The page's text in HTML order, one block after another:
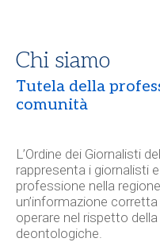
Chi siamo
Tutela della
comunità
L’Ordine dei Giornalisti
rappresenta i giornalisti
professione nella
un’informazione
operare nel rispetto
deontologiche.